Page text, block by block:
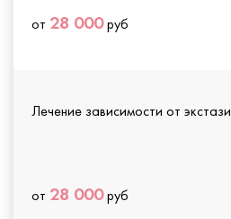
от 28 000руб
Лечение зависимости от экстази
от 28 000руб